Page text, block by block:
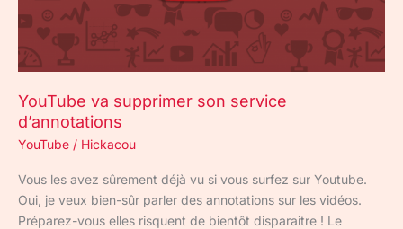
YouTube va supprimer son service
d’annotations
YouTube / Hickacou
Vous les avez sûrement déjà vu si vous surfez sur Youtube.
Oui, je veux bien-sûr parler des annotations sur les vidéos.
Préparez-vous elles risquent de bientôt disparaitre ! Le